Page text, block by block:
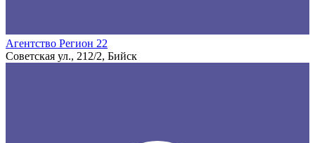
Агентство Регион 22
Советская ул., 212/2, Бийск